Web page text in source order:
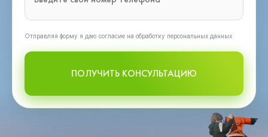
Oтправляя форму я даю согласие на обработку персональных данных
ПОЛУЧИТЬ КОНСУЛЬТАЦИЮ